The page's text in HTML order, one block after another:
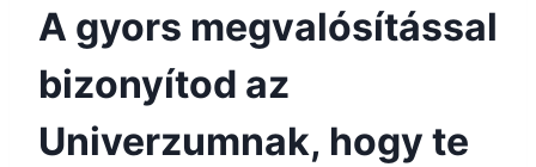
A gyors megvalósítással
bizonyítod az
Univerzumnak, hogy te